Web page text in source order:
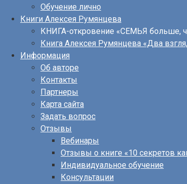
Обучение лично
Книги Алексея Румянцева
КНИГА-откровение «СЕМЬЯ больше,
Книга Алексея Румянцева «Два
Информация
Об авторе
Контакты
Партнеры
Карта сайта
Задать вопрос
Отзывы
Вебинары
Отзывы о книге «10 секретов
Индивидуальное обучение
Консультации